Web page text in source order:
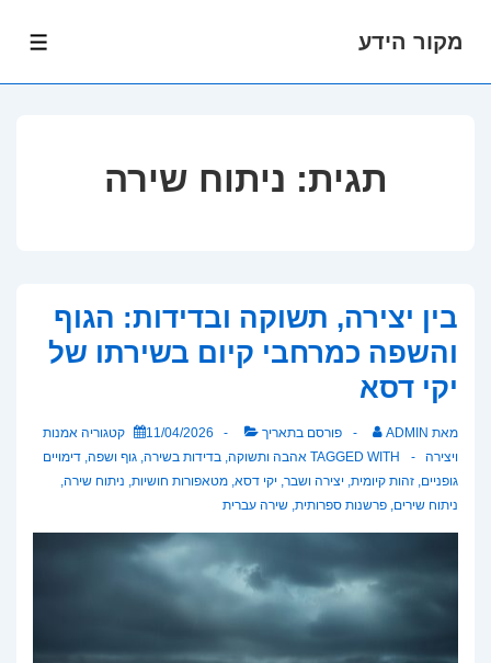
מקור הידע
תגית: ניתוח שירה
בין יצירה, תשוקה ובדידות: הגוף
והשפה כמרחבי קיום בשירתו של
יקי דסא
מאת ADMIN פורסם בתאריך 11/04/2026 קטגוריה אמנות
ויצירה
TAGGED WITH אהבה ותשוקה, בדידות בשירה, גוף ושפה, דימויים
גופניים, זהות קיומית, יצירה ושבר, יקי דסא, מטאפורות חושיות, ניתוח שירה,
ניתוח שירים, פרשנות ספרותית, שירה עברית